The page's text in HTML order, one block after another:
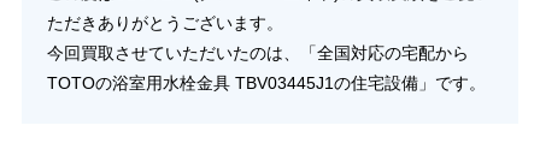
ただきありがとうございます。
今回買取させていただいたのは、「全国対応の宅配から
TOTOの浴室用水栓金具 TBV03445J1の住宅設備」です。